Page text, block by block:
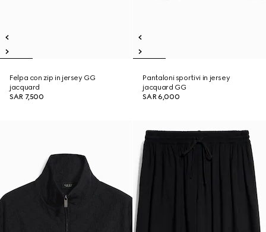
Felpa con zip in jersey GG
jacquard
SAR 7,500
Pantaloni sportivi in jersey
jacquard GG
SAR 6,000